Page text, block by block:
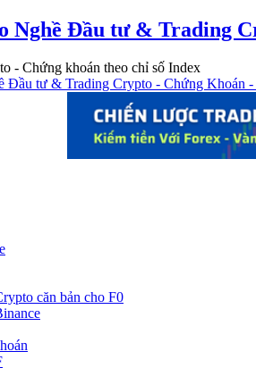
Nghề Đầu tư & Trading
- Chứng khoán theo chỉ số Index
căn bản cho F0